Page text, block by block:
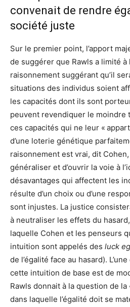
convenait de rendre
société juste
Sur le premier point, l’apport
de suggérer que Rawls a limité à
raisonnement suggérant qu’il
situations des individus soient
les capacités dont ils sont
peuvent revendiquer le moindre
ces capacités qui ne leur «
d’une loterie génétique
raisonnement est vrai, dit
généraliser et d’ouvrir la voie à
désavantages qui affectent les
résulte d’un choix ou d’une
sont injustes. La justice
à neutraliser les effets du
laquelle Cohen et les penseurs
intuition sont appelés des luck
de l’égalité face au hasard).
cette intuition de base est de
Rawls donnait à la question de la
dans laquelle l’égalité doit se